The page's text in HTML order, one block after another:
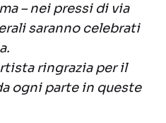
– nei pressi di via
saranno celebrati
ringrazia per il
ogni parte in queste